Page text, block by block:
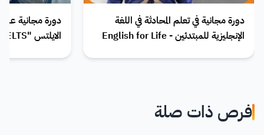
دورة مجانية في تعلم المحادثة في اللغة
الإنجليزية للمبتدئين - English for Life
دورة مجانية عبر
الايلتس "IELTS"
فرص ذات صلة